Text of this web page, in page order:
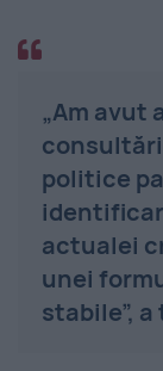
„Am avut
politice
actualei
unei
stabile”,